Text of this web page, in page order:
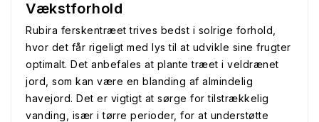
Vækstforhold
Rubira ferskentræet trives bedst i solrige forhold,
hvor det får rigeligt med lys til at udvikle sine frugter
optimalt. Det anbefales at plante træet i veldrænet
jord, som kan være en blanding af almindelig
havejord. Det er vigtigt at sørge for tilstrækkelig
vanding, især i tørre perioder, for at understøtte